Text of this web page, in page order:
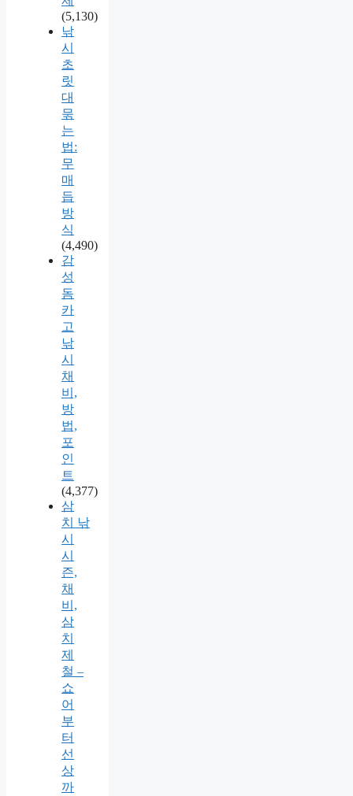
(5,130)
낚
시
초
릿
대
묶
는
법:
무
매
듭
방
식
(4,490)
감
성
돔
카
고
낚
시
채
비,
방
법,
포
인
트
(4,377)
삼
치 낚
시
시
즌,
채
비,
삼
치
제
철 –
쇼
어
부
터
선
상
까